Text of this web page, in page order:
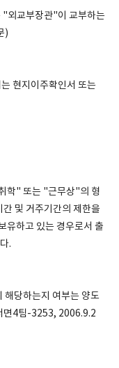
외교부장관"이 교부하는
)
현지이주확인서 또는
학" 또는 "근무상"의 형
및 거주기간의 제한을
유하고 있는 경우로서 출
.
당하는지 여부는 양도
면4팀-3253, 2006.9.2